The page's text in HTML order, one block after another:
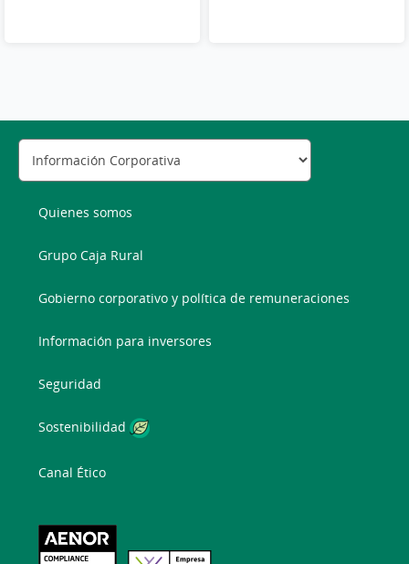
Quienes somos
Grupo Caja Rural
Gobierno corporativo y política de remuneraciones
Información para inversores
Seguridad
Sostenibilidad
Canal Ético